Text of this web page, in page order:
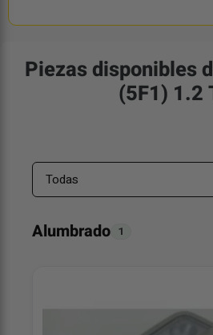
Piezas disponibles
(5F1) 1.2
Alumbrado 1